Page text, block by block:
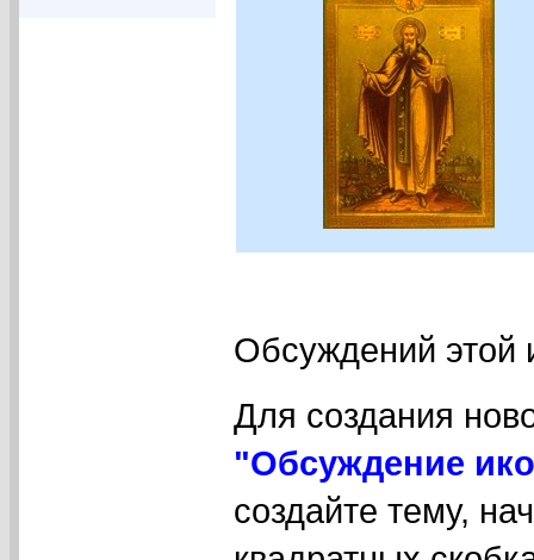
Обсуждений
Для создания
"Обсуждение
создайте тему,